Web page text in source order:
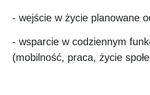
- wejście w życie planowane
- wsparcie w codziennym
(mobilność, praca, życie